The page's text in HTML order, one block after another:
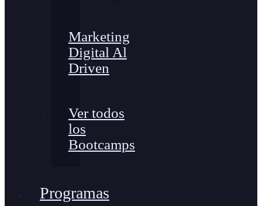
Marketing
Digital Al
Driven
Ver todos
los
Bootcamps
Programas